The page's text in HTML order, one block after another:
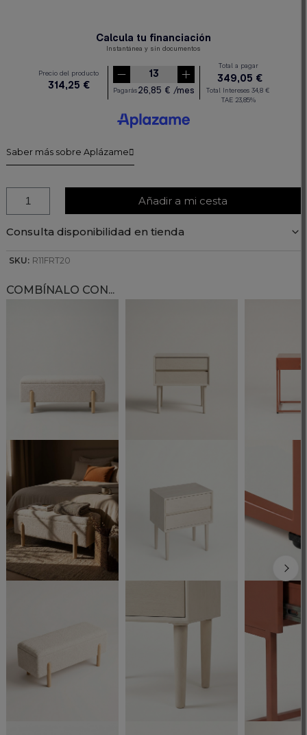
Saber más sobre Aplázame
Añadir a mi cesta
Consulta disponibilidad en tienda
SKU: R11FRT20
COMBÍNALO CON...